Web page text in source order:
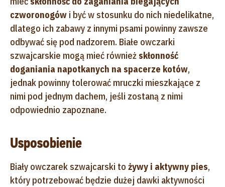
czworonogów i być w stosunku do nich niedelikatne,
dlatego ich zabawy z innymi psami powinny zawsze
odbywać się pod nadzorem. Białe owczarki
szwajcarskie mogą mieć równieżskłonność
doganiania napotkanych na spacerze kotów,
jednak powinny tolerować mruczki mieszkające z
nimi pod jednym dachem, jeśli zostaną z nimi
odpowiednio zapoznane.
Usposobienie
Biały owczarek szwajcarski to żywy i aktywny pies,
który potrzebować będzie dużej dawki aktywności